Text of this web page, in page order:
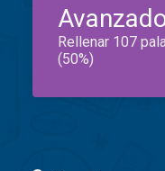
Rellenar 107
(50%)